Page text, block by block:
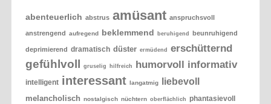
abenteuerlich abstrus amüsant anspruchsvoll
anstrengend aufregend beklemmend beruhigend beunruhigend
deprimierend dramatisch düster ermüdend erschütternd
gefühlvoll gruselig hilfreich humorvoll informativ
intelligent interessant langatmig liebevoll
melancholisch nostalgisch nüchtern oberflächlich phantasievoll